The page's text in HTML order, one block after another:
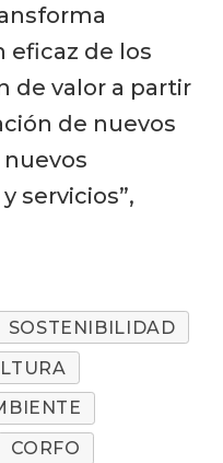
eficaz de los
de valor a partir
de nuevos
servicios”,
SOSTENIBILIDAD
CORFO